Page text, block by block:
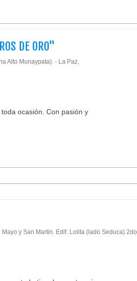
DE ORO"
Alto Munaypata). - La Paz,
ocasión. Con pasión y
y San Martin. Edif. Lolita (lado Seduca) 2do